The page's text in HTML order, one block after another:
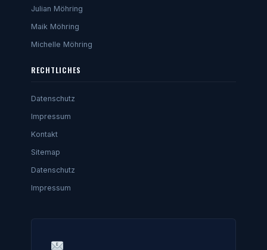
Julian Möhring
Maik Möhring
Michelle Möhring
RECHTLICHES
Datenschutz
Impressum
Kontakt
Sitemap
Datenschutz
Impressum